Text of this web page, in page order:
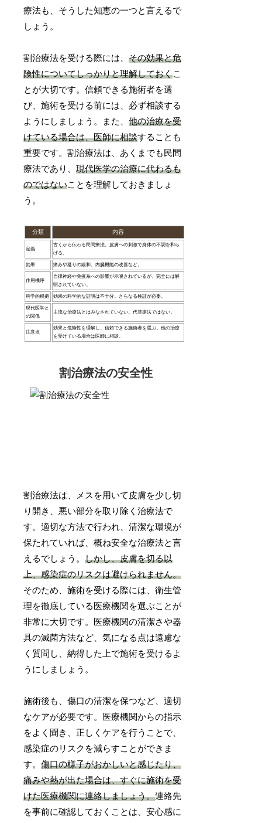
療法も、そうした知恵の一つと言えるで
しょう。
割治療法を受ける際には、その効果と危
険性についてしっかりと理解しておくこ
とが大切です。信頼できる施術者を選
び、施術を受ける前には、必ず相談する
ようにしましょう。また、他の治療を受
けている場合は、医師に相談することも
重要です。割治療法は、あくまでも民間
療法であり、現代医学の治療に代わるも
のではないことを理解しておきましょ
う。
分類 内容
定義
古くから伝わる民間療法。皮膚への刺激で身体の不調を和ら
げる。
効果 痛みや凝りの緩和、内臓機能の改善など。
作用機序
自律神経や免疫系への影響が示唆されているが、完全には解
明されていない。
科学的根拠 効果の科学的な証明は不十分。さらなる検証が必要。
現代医学と
の関係
主流な治療法とはみなされていない。代替療法ではない。
注意点
効果と危険性を理解し、信頼できる施術者を選ぶ。他の治療
を受けている場合は医師に相談。
割治療法の安全性
割治療法は、メスを用いて皮膚を少し切
り開き、悪い部分を取り除く治療法で
す。適切な方法で行われ、清潔な環境が
保たれていれば、概ね安全な治療法と言
えるでしょう。しかし、皮膚を切る以
上、感染症のリスクは避けられません。
そのため、施術を受ける際には、衛生管
理を徹底している医療機関を選ぶことが
非常に大切です。医療機関の清潔さや器
具の滅菌方法など、気になる点は遠慮な
く質問し、納得した上で施術を受けるよ
うにしましょう。
施術後も、傷口の清潔を保つなど、適切
なケアが必要です。医療機関からの指示
をよく聞き、正しくケアを行うことで、
感染症のリスクを減らすことができま
す。傷口の様子がおかしいと感じたり、
痛みや熱が出た場合は、すぐに施術を受
けた医療機関に連絡しましょう。連絡先
を事前に確認しておくことは、安心感に